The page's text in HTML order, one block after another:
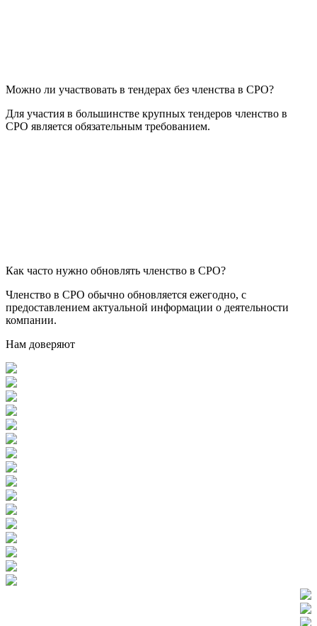
Можно ли участвовать в тендерах без членства в СРО?
Для участия в большинстве крупных тендеров членство в
СРО является обязательным требованием.
Как часто нужно обновлять членство в СРО?
Членство в СРО обычно обновляется ежегодно, с
предоставлением актуальной информации о деятельности
компании.
Нам доверяют